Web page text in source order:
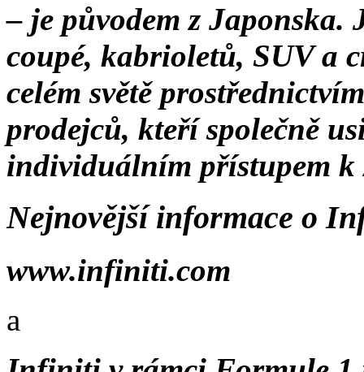
– je původem z
coupé, kabrioletů, SUV a
celém světě
prodejců, kteří společně
individuálním přístupem k
Nejnovější informace o
www.infiniti.com
a